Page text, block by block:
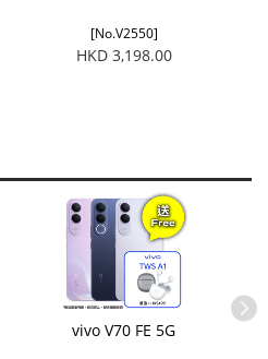
[No.V2550]
HKD 3,198.00
vivo V70 FE 5G